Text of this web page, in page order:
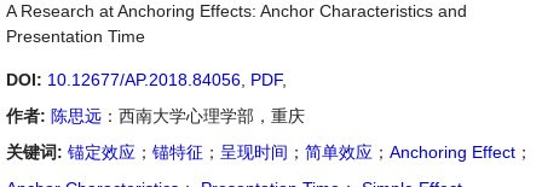
A Research at Anchoring Effects: Anchor Characteristics and
Presentation Time
DOI: 10.12677/AP.2018.84056 PDF,
作者: 陈思远 ：西南大学心理学部，重庆
关键词: 锚定效应 ； 锚特征 ； 呈现时间 ； 简单效应 ； Anchoring Effect ；